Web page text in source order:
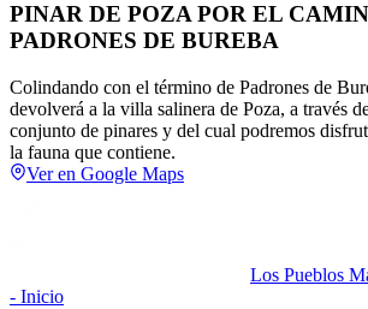
PINAR DE POZA POR EL
PADRONES DE BUREBA
Colindando con el término de Padrones de
devolverá a la villa salinera de Poza, a través
conjunto de pinares y del cual podremos
la fauna que contiene.
Ver en Google Maps
Los Pueblos
- Inicio